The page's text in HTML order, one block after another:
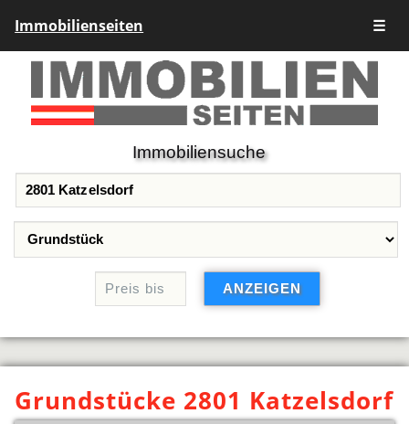
Immobilienseiten ☰
Immobiliensuche
Grundstücke 2801 Katzelsdorf